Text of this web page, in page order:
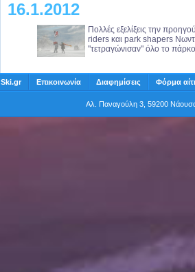
16.1.2012
Πολλές εξελίξεις την
riders και park shapers
"τετραγώνισαν" όλο το
Ski.gr Επικοινωνία Διαφημίσεις Φόρμα
Αλ. Παναγούλη 3, 59200